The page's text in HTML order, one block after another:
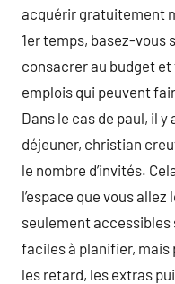
acquérir gratuitement
1er temps, basez-vous
consacrer au budget
emplois qui peuvent
Dans le cas de paul, il
déjeuner, christian
le nombre d’invités.
l’espace que vous
seulement
faciles à planifier, mais
les retard, les extras